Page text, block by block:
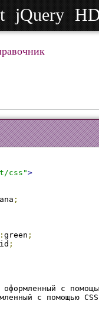
jQuery
css">
;
: green ;
;
с
с помощью CSS